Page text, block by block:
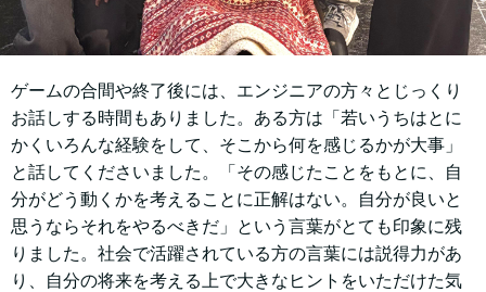
ゲームの合間や終了後には、エンジニアの方々とじっくり
お話しする時間もありました。ある方は「若いうちはとに
かくいろんな経験をして、そこから何を感じるかが大事」
と話してくださいました。「その感じたことをもとに、自
分がどう動くかを考えることに正解はない。自分が良いと
思うならそれをやるべきだ」という言葉がとても印象に残
りました。社会で活躍されている方の言葉には説得力があ
り、自分の将来を考える上で大きなヒントをいただけた気